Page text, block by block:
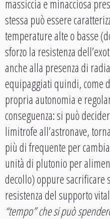
massiccia e minacciosa
stessa può essere
temperature alte o basse
sforzo la resistenza
anche alla presenza di
equipaggiati quindi, come
propria autonomia e
conseguenza: si può
limitrofe all’astronave,
più di frequente per
unità di plutonio per
decollo) oppure sacrificare
resistenza del supporto
“tempo” che si può